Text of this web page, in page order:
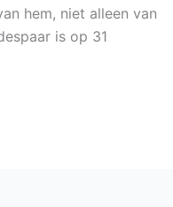
hem, niet alleen van
is op 31